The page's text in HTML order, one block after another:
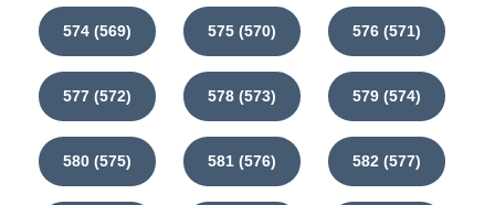
574 (569) 575 (570) 576 (571)
577 (572) 578 (573) 579 (574)
580 (575) 581 (576) 582 (577)